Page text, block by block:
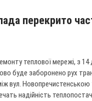
перекрито
теплової мережі, з
буде заборонено рух
вул. Новопречистенською
надійність